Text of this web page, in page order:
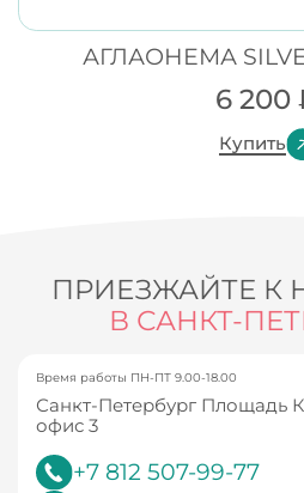
АГЛАОНЕМА
6 200
Купить
ПРИЕЗЖАЙТЕ К
В САНКТ-
Время работы ПН-ПТ 9.00-18.00
Санкт-Петербург Площадь
офис 3
+7 812 507-99-77